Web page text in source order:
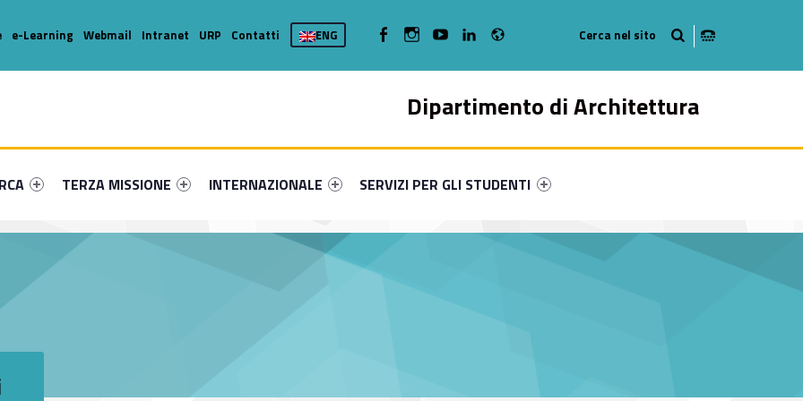
Dipartimento di Architettura
primary-98504-16
#link-menu-primary-13033-36
Link identifier #link-menu-primary-37769-46
TERZA MISSIONE
Link identifier #link-menu-primary-49122-49
INTERNAZIONALE
Link identifier #link-menu-primary-11691-57
SERVIZI PER GLI STUDENTI
e-Learning Webmail Intranet URP Contatti ENG WebMan on FacebookWebMan on Instagram
WebMan on YoutubeWebMan on Linkedin